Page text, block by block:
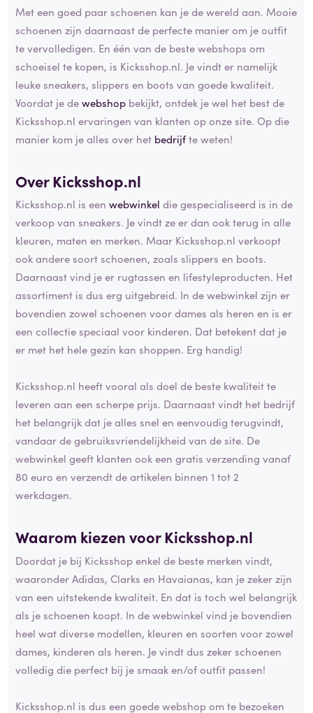
Met een goed paar schoenen kan je de wereld aan. Mooie
schoenen zijn daarnaast de perfecte manier om je outfit
te vervolledigen. En één van de beste webshops om
schoeisel te kopen, is Kicksshop.nl. Je vindt er namelijk
leuke sneakers, slippers en boots van goede kwaliteit.
Voordat je dewebshop bekijkt, ontdek je wel het best de
Kicksshop.nl ervaringen van klanten op onze site. Op die
manier kom je alles over het bedrijfte weten!
Over Kicksshop.nl
Kicksshop.nl is een webwinkel die gespecialiseerd is in de
verkoop van sneakers. Je vindt ze er dan ook terug in alle
kleuren, maten en merken. Maar Kicksshop.nl verkoopt
ook andere soort schoenen, zoals slippers en boots.
Daarnaast vind je er rugtassen en lifestyleproducten. Het
assortiment is dus erg uitgebreid. In de webwinkel zijn er
bovendien zowel schoenen voor dames als heren en is er
een collectie speciaal voor kinderen. Dat betekent dat je
er met het hele gezin kan shoppen. Erg handig!
Kicksshop.nl heeft vooral als doel de beste kwaliteit te
leveren aan een scherpe prijs. Daarnaast vindt het bedrijf
het belangrijk dat je alles snel en eenvoudig terugvindt,
vandaar de gebruiksvriendelijkheid van de site. De
webwinkel geeft klanten ook een gratis verzending vanaf
80 euro en verzendt de artikelen binnen 1 tot 2
werkdagen.
Waarom kiezen voor Kicksshop.nl
Doordat je bij Kicksshop enkel de beste merken vindt,
waaronder Adidas, Clarks en Havaianas, kan je zeker zijn
van een uitstekende kwaliteit. En dat is toch wel belangrijk
als je schoenen koopt. In de webwinkel vind je bovendien
heel wat diverse modellen, kleuren en soorten voor zowel
dames, kinderen als heren. Je vindt dus zeker schoenen
volledig die perfect bij je smaak en/of outfit passen!
Kicksshop.nl is dus een goede webshop om te bezoeken